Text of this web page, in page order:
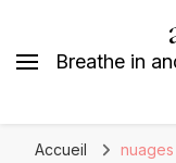
Breathe in
Accueil nuages